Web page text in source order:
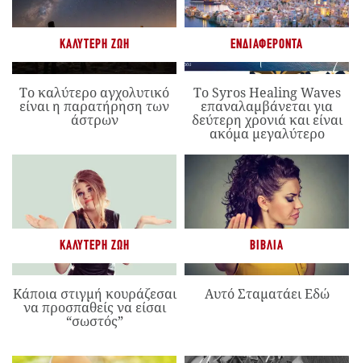
ΚΑΛΎΤΕΡΗ ΖΩΉ
Το καλύτερο αγχολυτικό
είναι η παρατήρηση των
άστρων
ΕΝΔΙΑΦΈΡΟΝΤΑ
Το Syros Healing Waves
επαναλαμβάνεται για
δεύτερη χρονιά και είναι
ακόμα μεγαλύτερο
ΚΑΛΎΤΕΡΗ ΖΩΉ
Κάποια στιγμή κουράζεσαι
να προσπαθείς να είσαι
“σωστός”
ΒΙΒΛΊΑ
Αυτό Σταματάει Εδώ